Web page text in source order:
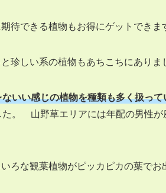
待できる植物もお得にゲットできま
珍しい系の植物もあちこちにあり
ないい感じの植物を種類も多く扱っ
た。 山野草エリアには年配の男性
ろな観葉植物がピッカピカの葉でお